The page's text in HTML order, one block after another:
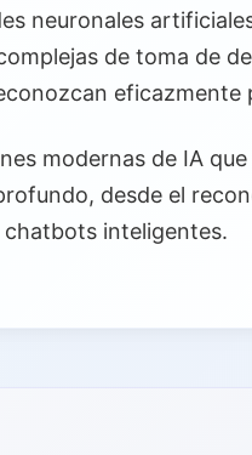
neuronales
de toma de
modernas de IA
desde el
inteligentes.